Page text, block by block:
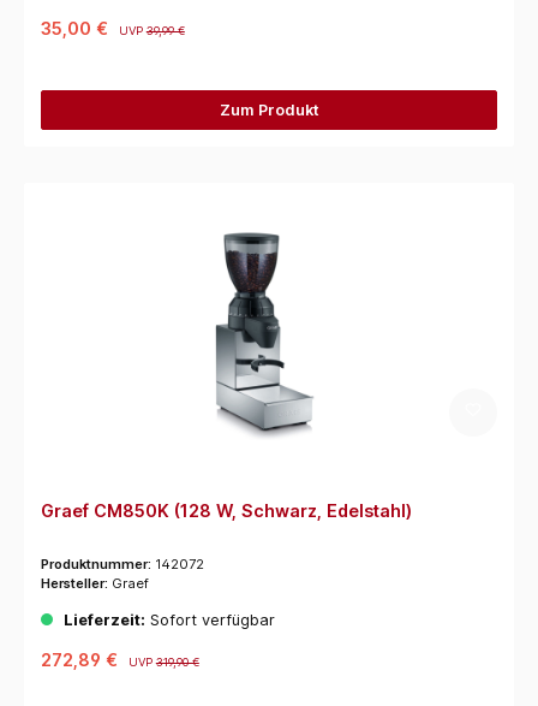
35,00 € UVP39,99 €
Zum Produkt
Graef CM850K (128 W, Schwarz, Edelstahl)
Produktnummer: 142072
Hersteller: Graef
Lieferzeit: Sofort verfügbar
272,89 € UVP319,90 €